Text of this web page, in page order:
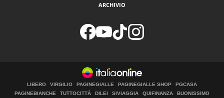
ARCHIVIO
LIBERO VIRGILIO PAGINEGIALLE PAGINEGIALLE SHOP
PGCASA
PAGINEBIANCHE
TUTTOCITTÀ DILEI SIVIAGGIA QUIFINANZA BUONISSIMO